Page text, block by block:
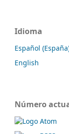
Idioma
Español
English
Número